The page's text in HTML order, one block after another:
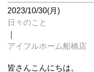
2023/10/30(月)
日々のこと
アイフルホーム船橋店
皆さんこんにちは。